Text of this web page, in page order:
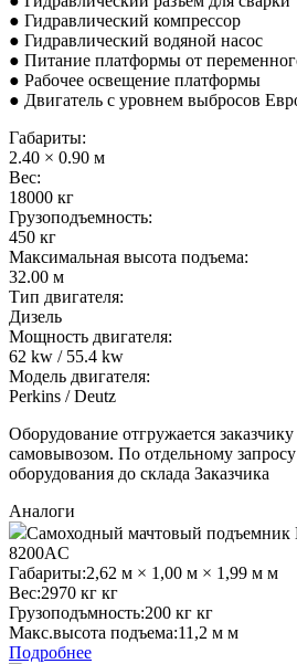
● Гидравлический компрессор
● Гидравлический водяной насос
● Питание платформы от
● Рабочее освещение платформы
● Двигатель с уровнем выбросов
Габариты:
2.40 × 0.90 м
Вес:
18000 кг
Грузоподъемность:
450 кг
Максимальная высота подъема:
32.00 м
Тип двигателя:
Дизель
Мощность двигателя:
62 kw / 55.4 kw
Модель двигателя:
Perkins / Deutz
Оборудование отгружается
самовывозом. По отдельному
оборудования до склада Заказчика
Аналоги
Самоходный мачтовый
8200AC
Габариты:2,62 м × 1,00 м × 1,99 м м
Вес:2970 кг кг
Грузоподъмность:200 кг кг
Макс.высота подъема:11,2 м м
Подробнее